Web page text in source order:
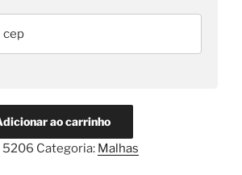
ao carrinho
5206 Categoria: Malhas